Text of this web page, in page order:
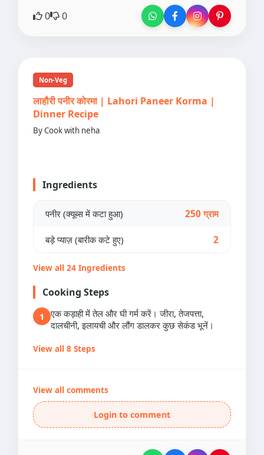
0 0
Non-Veg
लाहौरी पनीर कोरमा | Lahori Paneer Korma |
Dinner Recipe
By Cook with neha
Ingredients
पनीर (क्यूब्स में कटा हुआ) 250 ग्राम
बड़े प्याज़ (बारीक कटे हुए) 2
View all 24 Ingredients
Cooking Steps
1
एक कड़ाही में तेल और घी गर्म करें। जीरा, तेजपत्ता,
दालचीनी, इलायची और लौंग डालकर कुछ सेकंड भूनें।
View all 8 Steps
View all comments
Login to comment